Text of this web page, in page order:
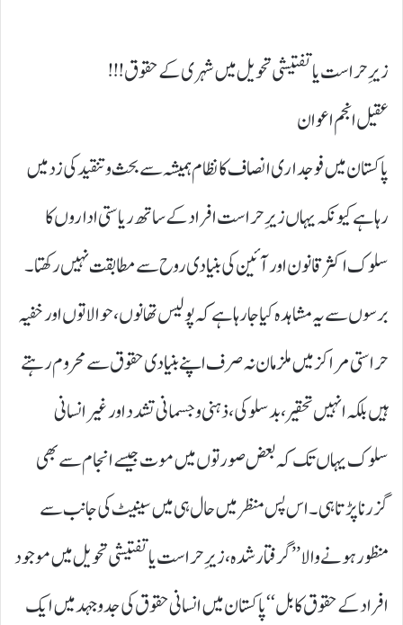
زیرِ حراست یا تفتیشی تحویل میں شہری کے حقوق !!!
عقیل انجم اعوان
پاکستان میں فوجداری انصاف کا نظام ہمیشہ سے بحث و تنقید کی زد میں
رہا ہے کیونکہ یہاں زیرِ حراست افراد کے ساتھ ریاستی اداروں کا
سلوک اکثر قانون اور آئین کی بنیادی روح سے مطابقت نہیں رکھتا۔
برسوں سے یہ مشاہدہ کیا جا رہا ہے کہ پولیس تھانوں، حوالاتوں اور خفیہ
حراستی مراکز میں ملزمان نہ صرف اپنے بنیادی حقوق سے محروم رہتے
ہیں بلکہ انہیں تحقیر، بدسلوکی، ذہنی و جسمانی تشدد اور غیر انسانی
سلوک یہاں تک کہ بعض صورتوں میں موت جیسے انجام سے بھی
گزرنا پڑتا ہی۔ اس پس منظر میں حال ہی میں سینیٹ کی جانب سے
منظور ہونے والا ’’ گرفتار شدہ، زیرِ حراست یا تفتیشی تحویل میں موجود
افراد کے حقوق کا بل‘‘ پاکستان میں انسانی حقوق کی جدوجہد میں ایک